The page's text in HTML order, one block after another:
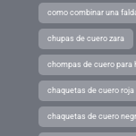
como combinar una
chupas de cuero zara
chompas de cuero para
chaquetas de cuero roja
chaquetas de cuero